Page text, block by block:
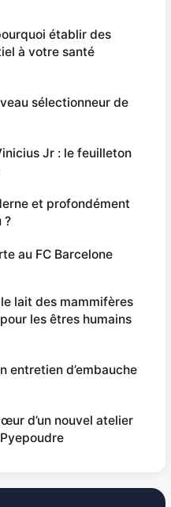
établir des
à votre santé
sélectionneur de
Jr : le feuilleton
et profondément
?
au FC Barcelone
lait des mammifères
les êtres humains
entretien d’embauche
d’un nouvel atelier